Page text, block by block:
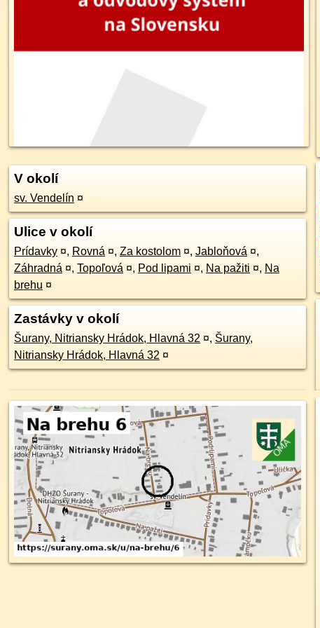
V okolí
sv. Vendelín ¤
Ulice v okolí
Prídavky ¤, Rovná ¤, Za kostolom ¤, Jabloňová ¤,
Záhradná ¤, Topoľová ¤, Pod lipami ¤, Na pažiti ¤, Na
brehu ¤
Zastávky v okolí
Šurany, Nitriansky Hrádok, Hlavná 32 ¤, Šurany,
Nitriansky Hrádok, Hlavná 32 ¤